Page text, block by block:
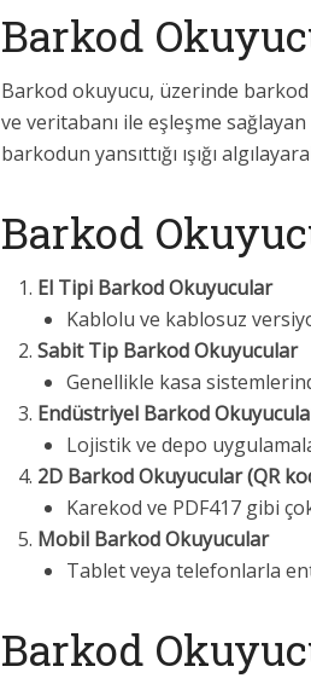
Barkod
Barkod okuyucu, üzerinde
ve veritabanı ile eşleşme
barkodun yansıttığı ışığı
Barkod
El Tipi Barkod Okuyucular
Kablolu ve kablosuz
Sabit Tip Barkod Okuyucular
Genellikle kasa
Endüstriyel Barkod
Lojistik ve depo
2D Barkod Okuyucular (QR
Karekod ve PDF417 gibi
Mobil Barkod Okuyucular
Tablet veya telefonlarla
Barkod